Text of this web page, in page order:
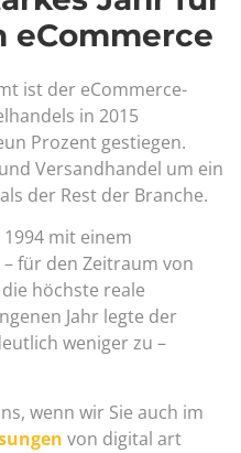
eCommerce
ist der eCommerce-
in 2015
Prozent gestiegen.
Versandhandel um ein
der Rest der Branche.
mit einem
für den Zeitraum von
höchste reale
Jahr legte der
weniger zu –
wenn wir Sie auch im
von digital art